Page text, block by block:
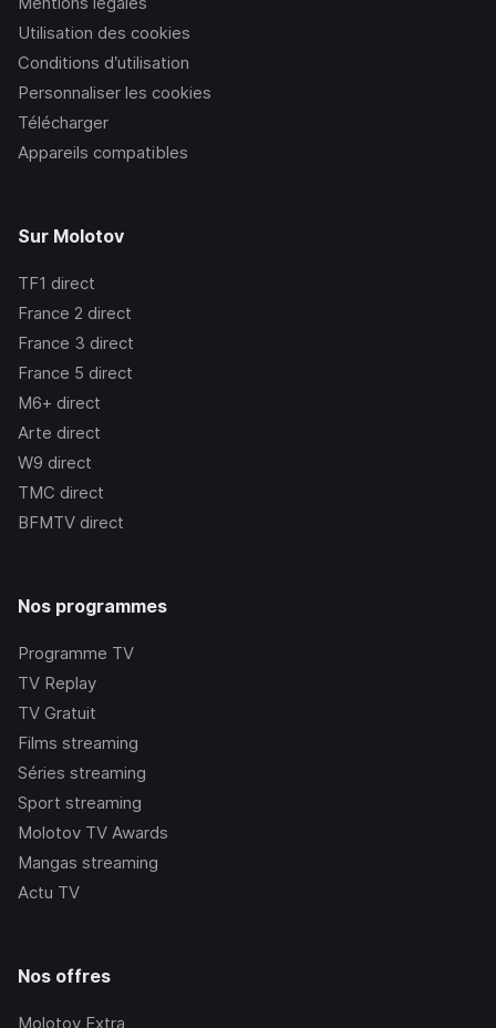
Utilisation des cookies
Conditions d’utilisation
Personnaliser les cookies
Télécharger
Appareils compatibles
Sur Molotov
TF1 direct
France 2 direct
France 3 direct
France 5 direct
M6+ direct
Arte direct
W9 direct
TMC direct
BFMTV direct
Nos programmes
Programme TV
TV Replay
TV Gratuit
Films streaming
Séries streaming
Sport streaming
Molotov TV Awards
Mangas streaming
Actu TV
Nos offres
Molotov Extra